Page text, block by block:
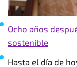
Ocho años
sostenible
Hasta el día de